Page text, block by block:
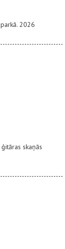
2026
skaņās